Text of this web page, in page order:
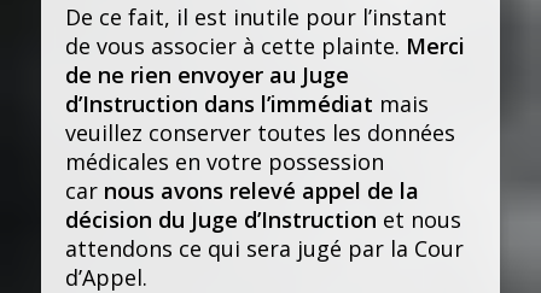
De ce fait, il est inutile pour l’instant
de vous associer à cette plainte. Merci
de ne rien envoyer au Juge
d’Instruction dans l’immédiat mais
veuillez conserver toutes les données
médicales en votre possession
car nous avons relevé appel de la
décision du Juge d’Instruction et nous
attendons ce qui sera jugé par la Cour
d’Appel.